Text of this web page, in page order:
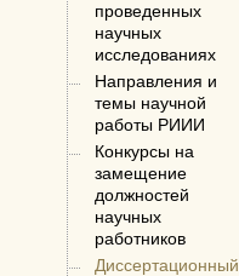
проведенных
научных
исследованиях
Направления и
темы научной
работы РИИИ
Конкурсы на
замещение
должностей
научных
работников
Диссертационный